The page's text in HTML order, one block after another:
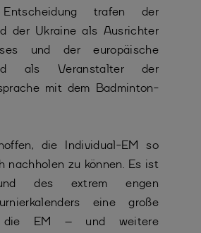
trafen der
der Ukraine als Ausrichter
und der europäische
als Veranstalter der
mit dem Badminton-
die Individual-EM so
nachholen zu können. Es ist
des extrem engen
eine große
die EM – und weitere